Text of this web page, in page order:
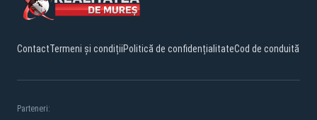
ContactTermeni și condițiiPolitică de confidențialitateCod de conduită
Parteneri: